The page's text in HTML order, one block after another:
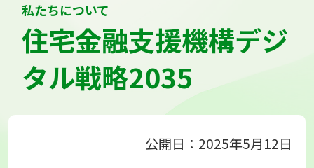
私たちについて
住宅金融支援機構デジ
タル戦略2035
公開日：2025年5月12日